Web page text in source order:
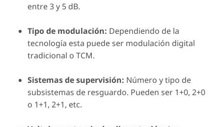
entre 3 y 5 dB.
Tipo de modulación: Dependiendo de la
tecnología esta puede ser modulación digital
tradicional o TCM.
Sistemas de supervisión: Número y tipo de
subsistemas de resguardo. Pueden ser 1+0, 2+0
o 1+1, 2+1, etc.